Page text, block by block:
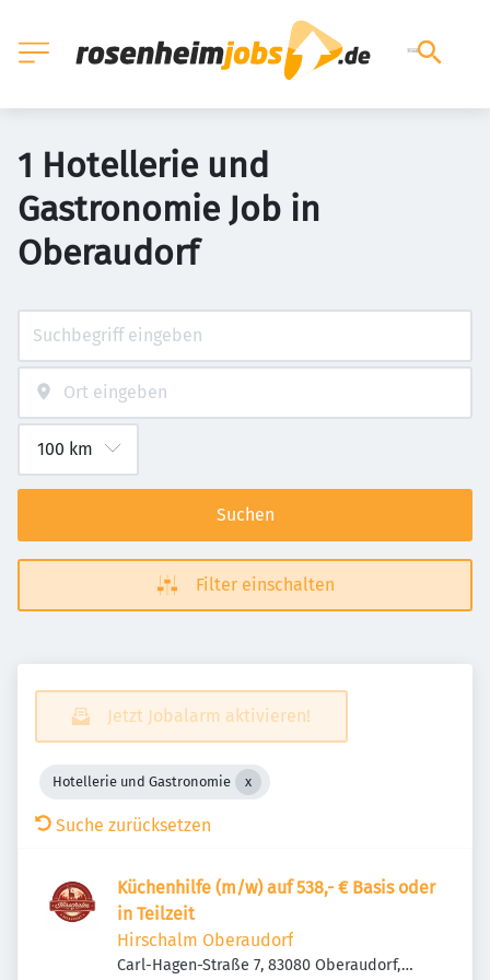
1 Hotellerie und
Gastronomie Job in
Oberaudorf
Suchen
Filter einschalten
Jetzt Jobalarm aktivieren!
Hotellerie und Gastronomie
Suche zurücksetzen
Küchenhilfe (m/w) auf 538,- € Basis oder
in Teilzeit
Hirschalm Oberaudorf
Carl-Hagen-Straße 7, 83080 Oberaudorf,